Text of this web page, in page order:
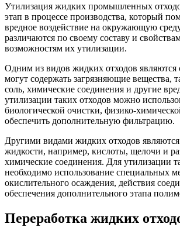
Утилизация жидких промышленных
этап в процессе производства, который
вредное воздействие на окружающую
различаются по своему составу и
возможностям их утилизации.
Одним из видов жидких отходов
могут содержать загрязняющие вещества,
соль, химические соединения и другие
утилизации таких отходов можно
биологической очистки, физико-
обеспечить дополнительную фильтрацию.
Другими видами жидких отходов
жидкости, например, кислоты, щелочи и
химические соединения. Для утилизации
необходимо использование специальных
окислительного осаждения, действия
обеспечения дополнительного этапа
Переработка жидких